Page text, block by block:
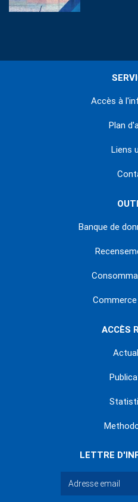
Accès à
Plan
Liens
Banque de
ACCÈS
LETTRE